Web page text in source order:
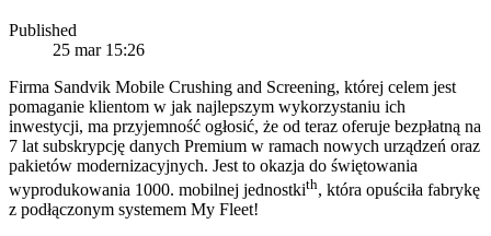
Published
25 mar 15:26
Firma Sandvik Mobile Crushing and Screening, której celem jest
pomaganie klientom w jak najlepszym wykorzystaniu ich
inwestycji, ma przyjemność ogłosić, że od teraz oferuje bezpłatną na
7 lat subskrypcję danych Premium w ramach nowych urządzeń oraz
pakietów modernizacyjnych. Jest to okazja do świętowania
wyprodukowania 1000. mobilnej jednostkith, która opuściła fabrykę
z podłączonym systemem My Fleet!